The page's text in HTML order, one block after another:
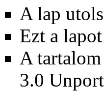
A lap
Ezt a
A
3.0